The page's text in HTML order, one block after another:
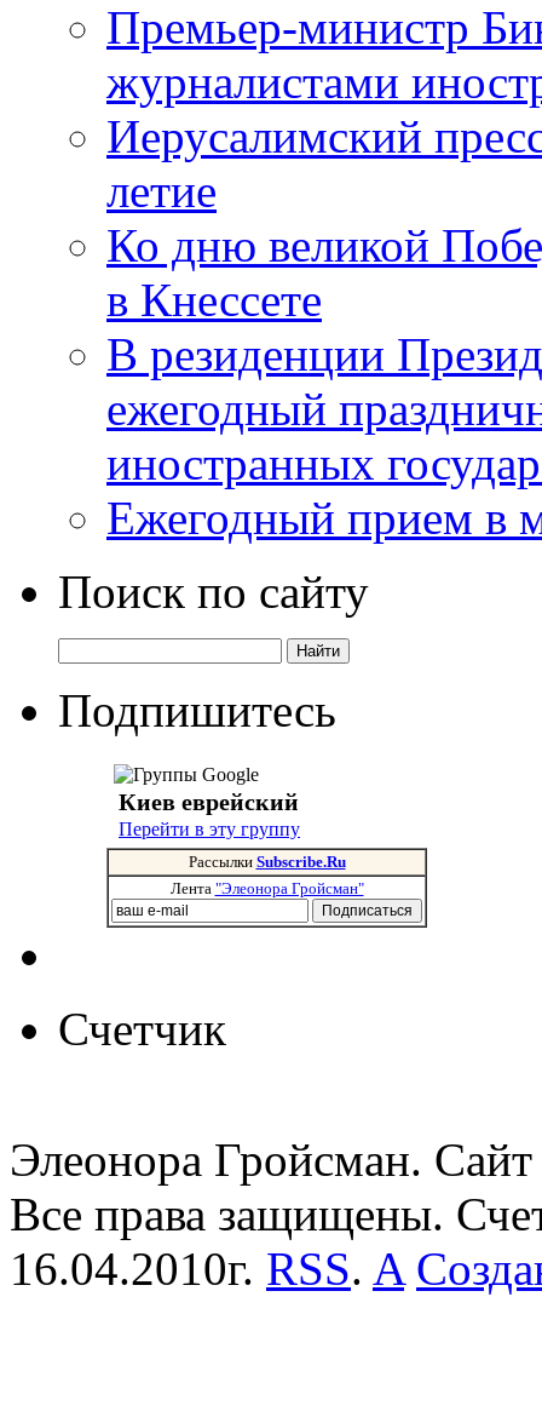
Премьер-министр
журналистами
Иерусалимский
летие
Ко дню великой
в Кнессете
В резиденции
ежегодный
иностранных
Ежегодный прием в
Поиск по сайту
Подпишитесь
Киев еврейский
Перейти в эту группу
Рассылки Subscribe.Ru
Лента "Элеонора Гройсман"
Счетчик
Элеонора Гройсман.
Все права защищены.
16.04.2010г. RSS. A